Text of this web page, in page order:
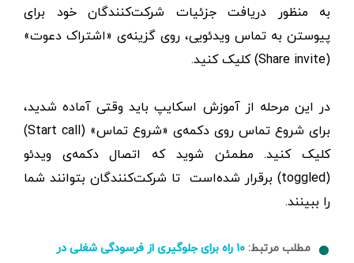
به منظور دریافت جزئیات شرکت‌کنندگان خود برای
پیوستن به تماس ویدئویی، روی گزینه‌ی «اشتراک دعوت»
(Share invite) کلیک کنید.
در این مرحله از آموزش اسکایپ باید وقتی آماده شدید،
برای شروع تماس روی دکمه‌ی «شروع تماس» (Start call)
کلیک کنید. مطمئن شوید که اتصال دکمه‌ی ویدئو
(toggled) برقرار شده‌است تا شرکت‌کنندگان بتوانند شما
را ببینند.
مطلب مرتبط:
۱۰ راه برای جلوگیری از فرسودگی شغلی در